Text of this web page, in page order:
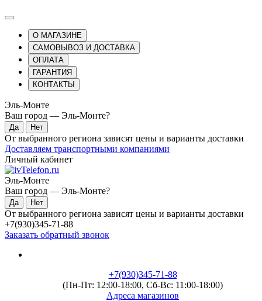
О МАГАЗИНЕ
САМОВЫВОЗ И ДОСТАВКА
ОПЛАТА
ГАРАНТИЯ
КОНТАКТЫ
Эль-Монте
Ваш город — Эль-Монте?
От выбранного региона зависят цены и варианты доставки
Доставляем транспортными компаниями
Личный кабинет
Эль-Монте
Ваш город — Эль-Монте?
От выбранного региона зависят цены и варианты доставки
+7(930)345-71-88
Заказать обратный звонок
+7(930)345-71-88
(Пн-Пт: 12:00-18:00, Сб-Вс: 11:00-18:00)
Адреса магазинов